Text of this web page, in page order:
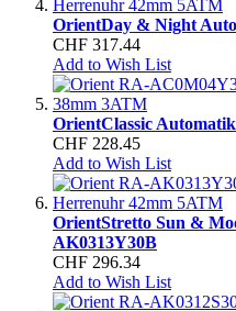
OrientDay & Night
CHF 317.44
Add to Wish List
OrientClassic
CHF 228.45
Add to Wish List
OrientStretto Sun &
AK0313Y30B
CHF 296.34
Add to Wish List